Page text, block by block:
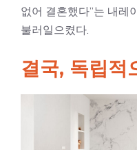
없어 결혼했다”는 내레
불러일으켰다.
결국, 독립적